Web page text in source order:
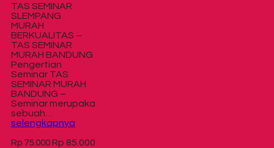
TAS SEMINAR
SLEMPANG
MURAH
BERKUALITAS –
TAS SEMINAR
MURAH BANDUNG
Pengertian
Seminar TAS
SEMINAR MURAH
BANDUNG –
Seminar merupaka
sebuah…
selengkapnya
Rp 75.000 Rp 85.000